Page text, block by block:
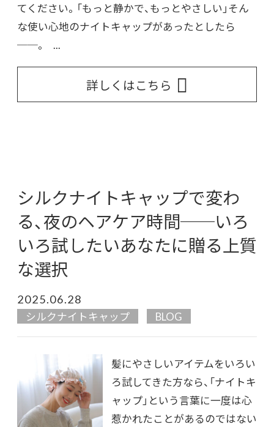
てください。「もっと静かで、もっとやさしい」そん
な使い心地のナイトキャップがあったとしたら
──。 ...
詳しくはこちら
シルクナイトキャップで変わ
る、夜のヘアケア時間──いろ
いろ試したいあなたに贈る上質
な選択
2025.06.28
シルクナイトキャップ BLOG
髪にやさしいアイテムをいろい
ろ試してきた方なら、「ナイトキ
ャップ」という言葉に一度は心
惹かれたことがあるのではない